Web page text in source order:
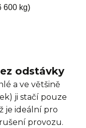
600 kg)
odstávky
a ve většině
ji stačí pouze
je ideální pro
provozu.